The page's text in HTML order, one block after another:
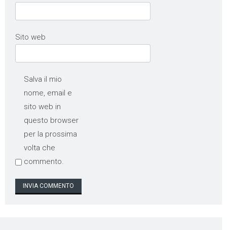
Sito web
Salva il mio
nome, email e
sito web in
questo browser
per la prossima
volta che
commento.